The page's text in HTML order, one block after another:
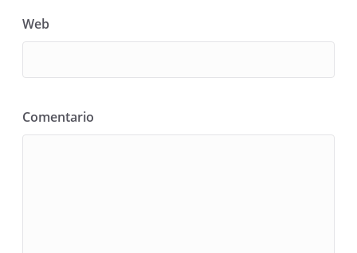
Web
Comentario